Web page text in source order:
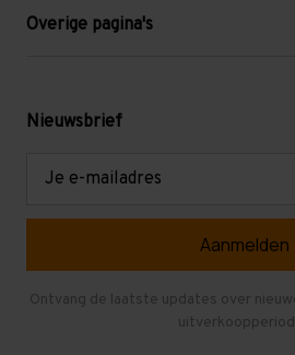
Blog
Levering en afhalen
Overige pagina's
Mezzanine
Gebruikte entresolvloeren
Nieuwsbrief
Ontvang de laatste updates over